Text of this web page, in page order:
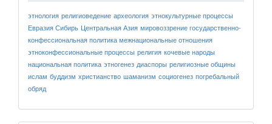
этнология религиоведение археология этнокультурные процессы
ЕвразияСибирь Центральная Азия мировоззрениегосударственно-
конфессиональная политикамежнациональные отношения
этноконфессиональные процессы религия кочевые народы
национальная политика этногенез диаспоры религиозные общины
ислам буддизм христианство шаманизм социогенез погребальный
обряд